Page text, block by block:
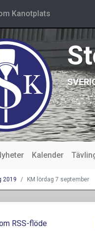
Kanotplats
Kalender
2019 KM lördag 7 september
RSS-flöde